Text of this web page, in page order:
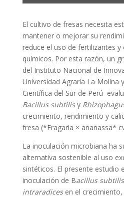
El cultivo de fresas necesita
mantener o mejorar su
reduce el uso de fertilizantes
químicos. Por esta razón, un
del Instituto Nacional de
Universidad Agraria La Molina
Científica del Sur de Perú
Bacillus subtilisy
crecimiento, rendimiento y
fresa (*Fragaria × ananassa*
La inoculación microbiana ha
alternativa sostenible al uso
sintéticos. El presente estudio
inoculación de Bacillus subtilis
intraradicesen el crecimiento,